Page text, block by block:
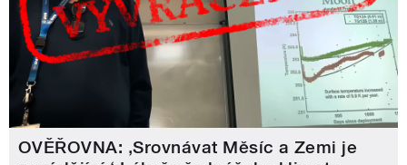
OVĚŘOVNA: ‚Srovnávat Měsíc a Zemi je